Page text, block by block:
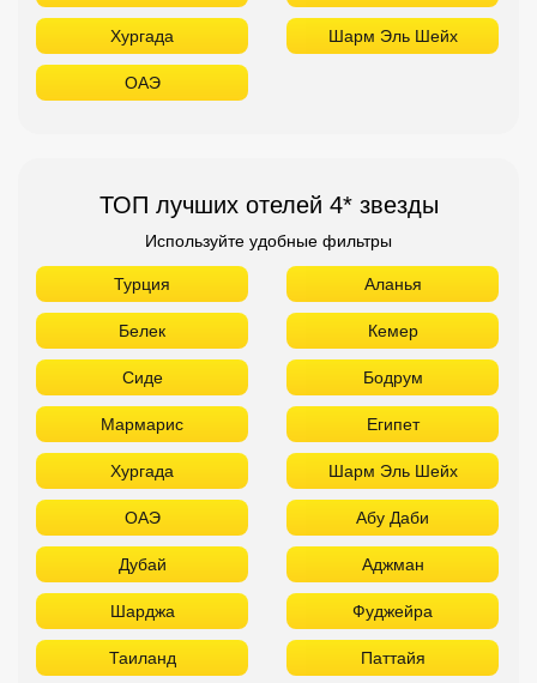
Хургада Шарм Эль Шейх
ОАЭ
ТОП лучших отелей 4* звезды
Используйте удобные фильтры
Турция Аланья
Белек Кемер
Сиде Бодрум
Мармарис Египет
Хургада Шарм Эль Шейх
ОАЭ Абу Даби
Дубай Аджман
Шарджа Фуджейра
Таиланд Паттайя